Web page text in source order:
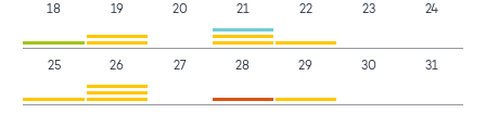
18 19 20 21 22 23 24
25 26 27 28 29 30 31